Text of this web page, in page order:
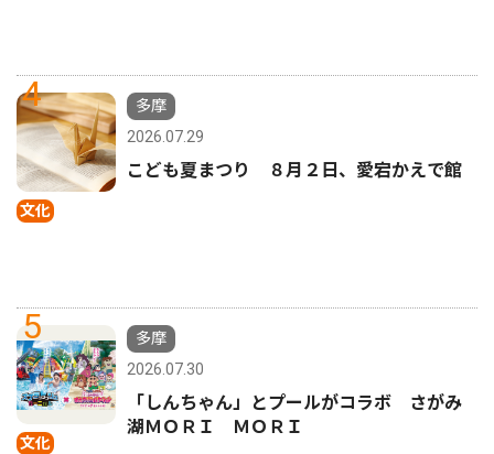
4
文化
多摩
2026.07.29
こども夏まつり ８月２日、愛宕かえで館
5
文化
多摩
2026.07.30
「しんちゃん」とプールがコラボ さがみ
湖ＭＯＲＩ ＭＯＲＩ